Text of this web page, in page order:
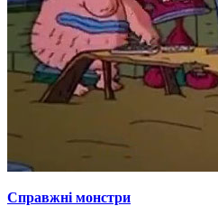
Справжні монстри